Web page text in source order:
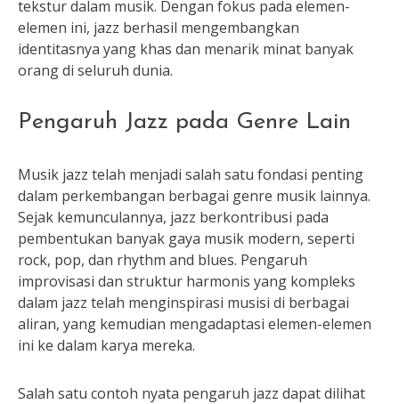
tekstur dalam musik. Dengan fokus pada elemen-
elemen ini, jazz berhasil mengembangkan
identitasnya yang khas dan menarik minat banyak
orang di seluruh dunia.
Pengaruh Jazz pada Genre Lain
Musik jazz telah menjadi salah satu fondasi penting
dalam perkembangan berbagai genre musik lainnya.
Sejak kemunculannya, jazz berkontribusi pada
pembentukan banyak gaya musik modern, seperti
rock, pop, dan rhythm and blues. Pengaruh
improvisasi dan struktur harmonis yang kompleks
dalam jazz telah menginspirasi musisi di berbagai
aliran, yang kemudian mengadaptasi elemen-elemen
ini ke dalam karya mereka.
Salah satu contoh nyata pengaruh jazz dapat dilihat